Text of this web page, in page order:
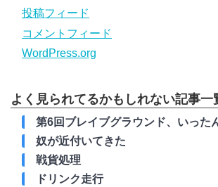
投稿フィード
コメントフィード
WordPress.org
よく見られてるかもしれない記事一
第6回ブレイブグラウンド、いった
奴が近付いてきた
戦貨処理
ドリンク走行